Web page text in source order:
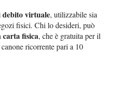
debito virtuale, utilizzabile sia
fisici. Chi lo desideri, può
carta fisica, che è gratuita per il
ricorrente pari a 10